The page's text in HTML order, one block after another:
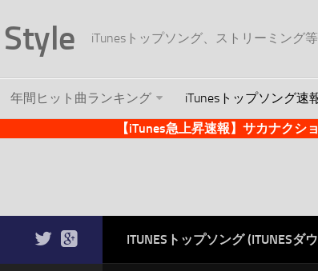
iTunesトップソング、ストリーミング
年間ヒット曲ランキング iTunesトップソング速
【iTunes急上昇速報】サカナク
ITUNESトップソング (ITUNESダ